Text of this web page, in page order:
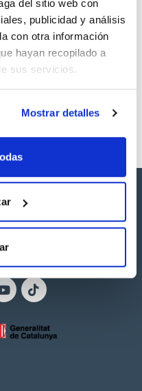
del sitio web con
publicidad y análisis
con otra información
hayan recopilado a
sus servicios.
Mostrar detalles
esta imagen son
en stock,